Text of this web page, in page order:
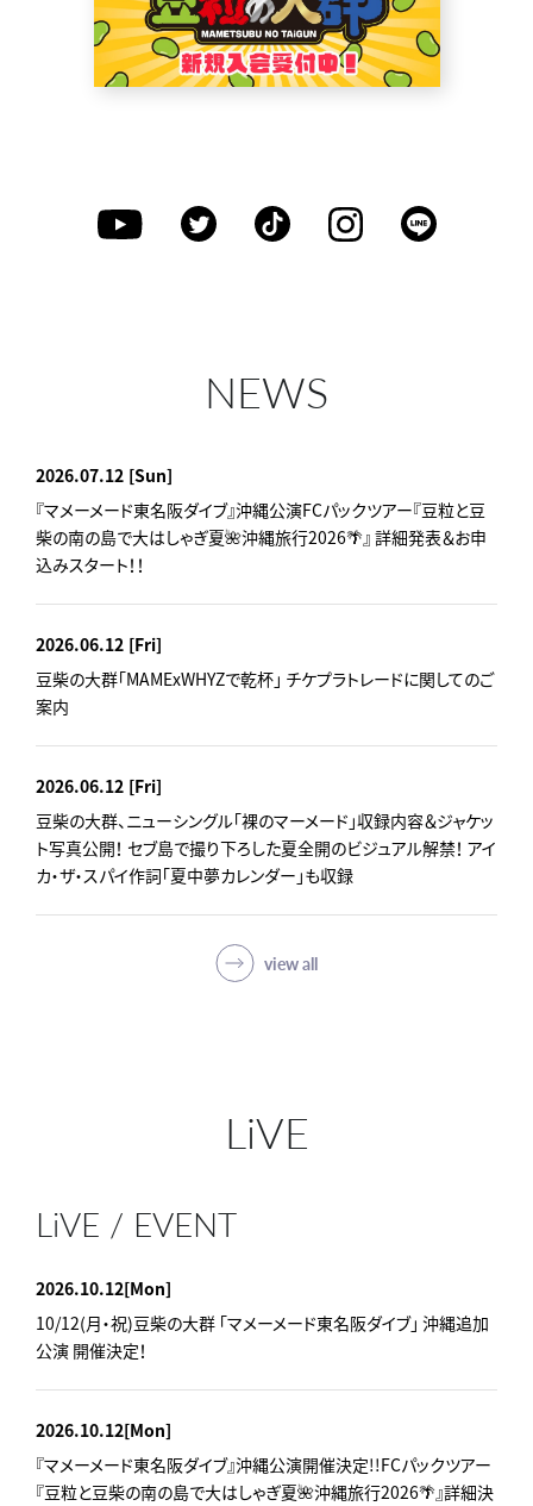
NEWS
view all
2026.07.12 [Sun]
『マメーメード東名阪ダイブ』沖縄公演FCパックツアー『豆粒と豆
柴の南の島で大はしゃぎ夏🌺沖縄旅行2026🌴』 詳細発表＆お申
込みスタート！！
2026.06.12 [Fri]
豆柴の大群「MAMExWHYZで乾杯」 チケプラトレードに関してのご
案内
2026.06.12 [Fri]
豆柴の大群、ニューシングル「裸のマーメード」収録内容＆ジャケッ
ト写真公開！ セブ島で撮り下ろした夏全開のビジュアル解禁！ アイ
カ・ザ・スパイ作詞「夏中夢カレンダー」も収録
LiVE
LiVE / EVENT
2026.10.12[Mon]
10/12(月・祝)豆柴の大群 「マメーメード東名阪ダイブ」 沖縄追加
公演 開催決定！
2026.10.12[Mon]
『マメーメード東名阪ダイブ』沖縄公演開催決定!!FCパックツアー
『豆粒と豆柴の南の島で大はしゃぎ夏🌺沖縄旅行2026🌴』詳細決